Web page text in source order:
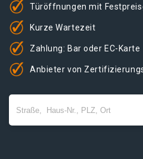
Türöffnungen mit
Kurze Wartezeit
Zahlung: Bar oder EC-Karte
Anbieter von